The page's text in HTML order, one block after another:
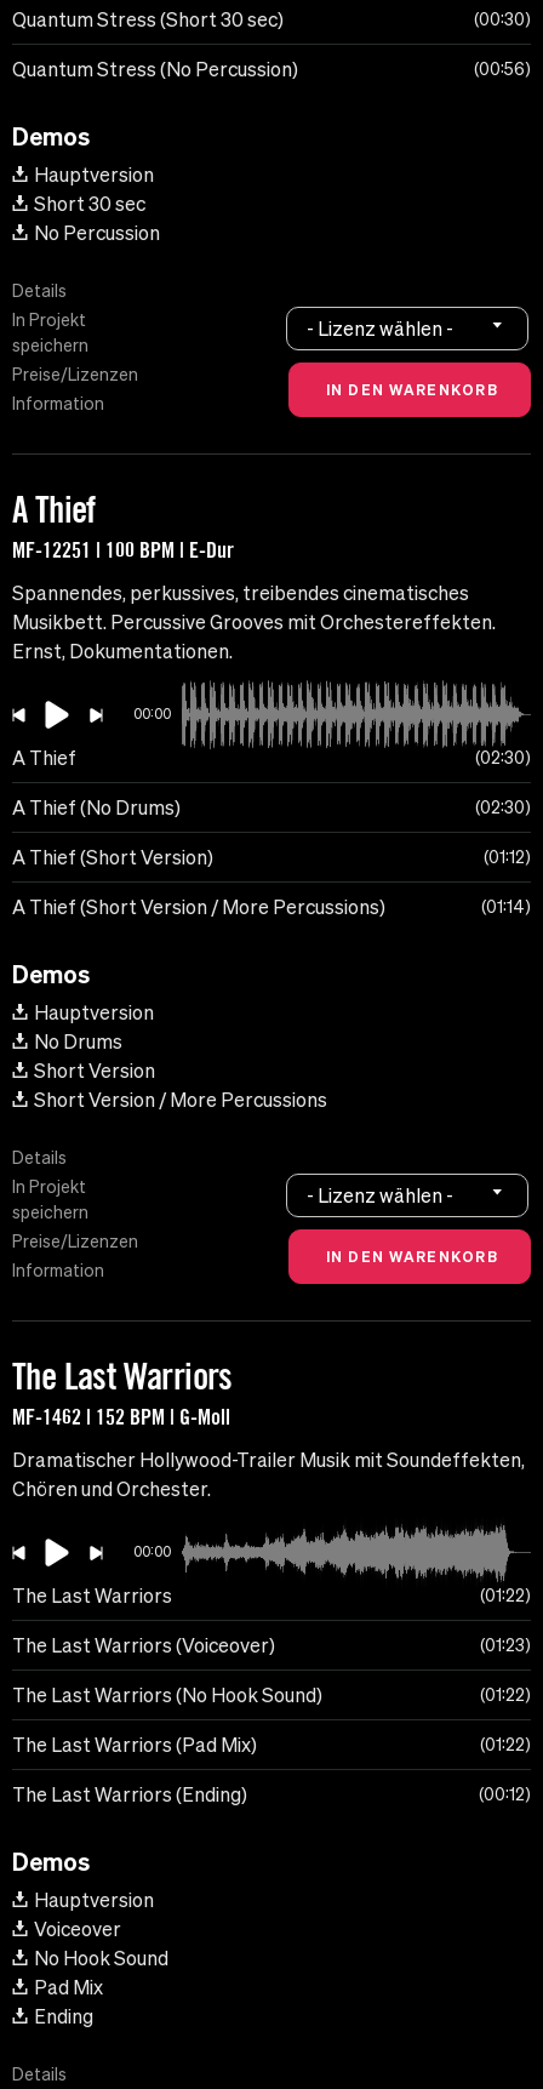
Quantum Stress (Short 30 sec) 00:30
Quantum Stress (No Percussion) 00:56
Demos
Hauptversion
Short 30 sec
No Percussion
Details
In Projekt
speichern
Preise/Lizenzen
Information
- Lizenz wählen -
A Thief
MF-12251 | 100 BPM | E-Dur
Spannendes, perkussives, treibendes cinematisches
Musikbett. Percussive Grooves mit Orchestereffekten.
Ernst, Dokumentationen.
00:00
A Thief 02:30
A Thief (No Drums) 02:30
A Thief (Short Version) 01:12
A Thief (Short Version / More Percussions) 01:14
Demos
Hauptversion
No Drums
Short Version
Short Version / More Percussions
Details
In Projekt
speichern
Preise/Lizenzen
Information
- Lizenz wählen -
The Last Warriors
MF-1462 | 152 BPM | G-Moll
Dramatischer Hollywood-Trailer Musik mit Soundeffekten,
Chören und Orchester.
00:00
The Last Warriors 01:22
The Last Warriors (Voiceover) 01:23
The Last Warriors (No Hook Sound) 01:22
The Last Warriors (Pad Mix) 01:22
The Last Warriors (Ending) 00:12
Demos
Hauptversion
Voiceover
No Hook Sound
Pad Mix
Ending
Details